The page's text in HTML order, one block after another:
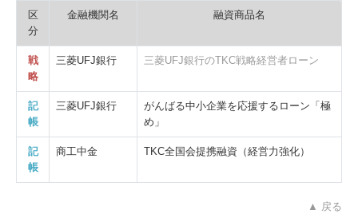
区
分
金融機関名 融資商品名
戦
略
三菱UFJ銀行 三菱UFJ銀行のTKC戦略経営者ローン
記
帳
三菱UFJ銀行
がんばる中小企業を応援するローン「極
め」
記
帳
商工中金 TKC全国会提携融資（経営力強化）
▲ 戻る